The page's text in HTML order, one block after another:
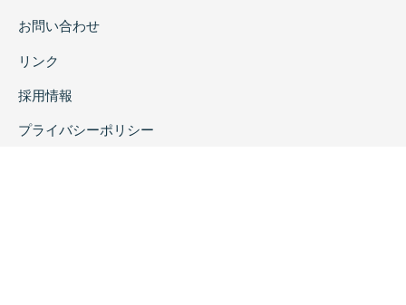
お問い合わせ
リンク
採用情報
プライバシーポリシー